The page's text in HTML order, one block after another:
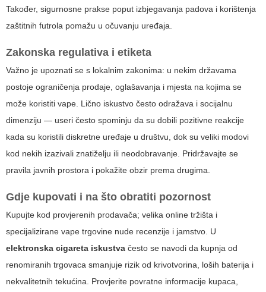
Također, sigurnosne prakse poput izbjegavanja padova i korištenja
zaštitnih futrola pomažu u očuvanju uređaja.
Zakonska regulativa i etiketa
Važno je upoznati se s lokalnim zakonima: u nekim državama
postoje ograničenja prodaje, oglašavanja i mjesta na kojima se
može koristiti vape. Lično iskustvo često odražava i socijalnu
dimenziju — useri često spominju da su dobili pozitivne reakcije
kada su koristili diskretne uređaje u društvu, dok su veliki modovi
kod nekih izazivali znatiželju ili neodobravanje. Pridržavajte se
pravila javnih prostora i pokažite obzir prema drugima.
Gdje kupovati i na što obratiti pozornost
Kupujte kod provjerenih prodavača; velika online tržišta i
specijalizirane vape trgovine nude recenzije i jamstvo. U
elektronska cigareta iskustva često se navodi da kupnja od
renomiranih trgovaca smanjuje rizik od krivotvorina, loših baterija i
nekvalitetnih tekućina. Provjerite povratne informacije kupaca,